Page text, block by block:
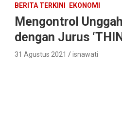
BERITA TERKINI EKONOMI
Mengontrol
dengan Jurus
31 Agustus 2021 isnawati